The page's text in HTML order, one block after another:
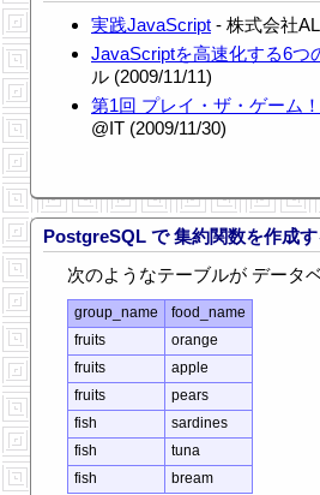
実践JavaScript - 株式会社
JavaScriptを高速化する6つ
ル (2009/11/11)
第1回 プレイ・ザ・ゲーム
@IT (2009/11/30)
PostgreSQL で 集約関数を作成す
次のようなテーブルが データ
group_name
food_name
fruits
orange
fruits
apple
fruits
pears
fish
sardines
fish
tuna
fish
bream